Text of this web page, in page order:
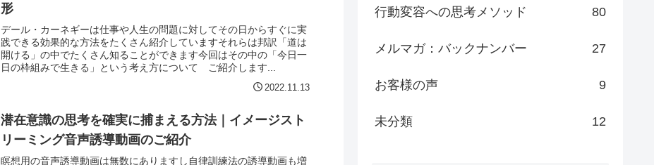
形
デール・カーネギーは仕事や人生の問題に対してその日からすぐに実
践できる効果的な方法をたくさん紹介していますそれらは邦訳「道は
開ける」の中でたくさん知ることができます今回はその中の「今日一
日の枠組みで生きる」という考え方について ご紹介します...
2022.11.13
潜在意識の思考を確実に捕まえる方法｜イメージスト
リーミング音声誘導動画のご紹介
瞑想用の音声誘導動画は無数にありますし自律訓練法の誘導動画も増
行動変容への思考メソッド 80
メルマガ：バックナンバー 27
お客様の声 9
未分類 12